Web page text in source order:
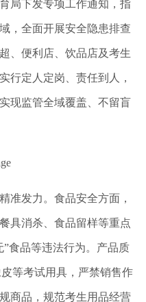
局下发专项工作通知，指
，全面开展安全隐患排查
、便利店、饮品店及考生
行定人定岗、责任到人，
现监管全域覆盖、不留盲
准发力。食品安全方面，
具消杀、食品留样等重点
食品等违法行为。产品质
等考试用具，严禁销售作
商品，规范考生用品经营